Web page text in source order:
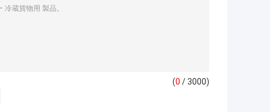
(0 / 3000)